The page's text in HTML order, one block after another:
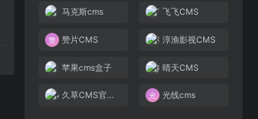
马克斯cms 飞飞CMS
赞片CMS 淳渔影视CMS
苹果cms盒子 晴天CMS
久草CMS官方论坛 光线cms